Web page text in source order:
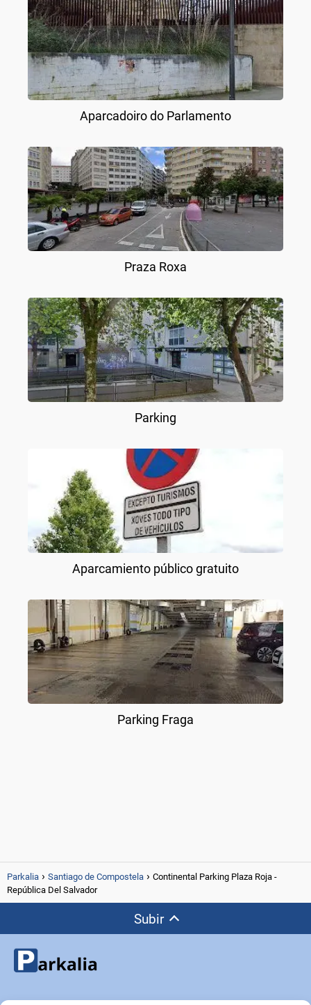
Aparcadoiro do Parlamento
Praza Roxa
Parking
Aparcamiento público gratuito
Parking Fraga
Parkalia Santiago de Compostela
Continental Parking Plaza Roja -
República Del Salvador
Subir